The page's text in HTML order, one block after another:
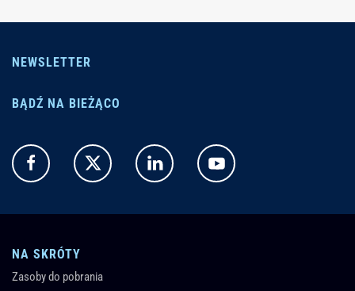
NEWSLETTER
BĄDŹ NA BIEŻĄCO
NA SKRÓTY
Zasoby do pobrania